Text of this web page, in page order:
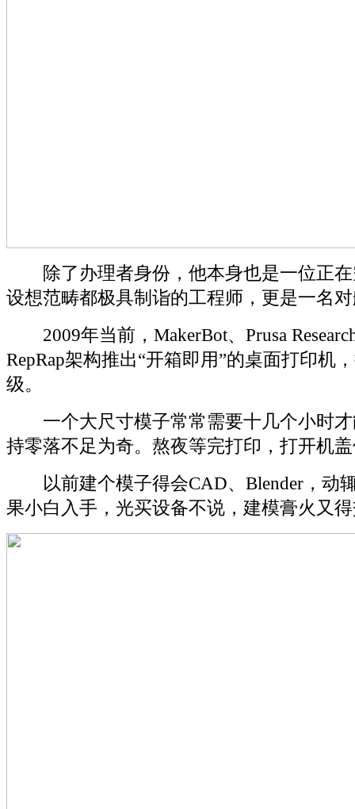
除了办理者身份，他本身也是一位正在
设想范畴都极具制诣的工程师，更是一名
2009年当前，MakerBot、Prusa
RepRap架构推出“开箱即用”的桌面打印机
级。
一个大尺寸模子常常需要十几个小时才
持零落不足为奇。熬夜等完打印，打开机
以前建个模子得会CAD、Blender，动
果小白入手，光买设备不说，建模膏火又